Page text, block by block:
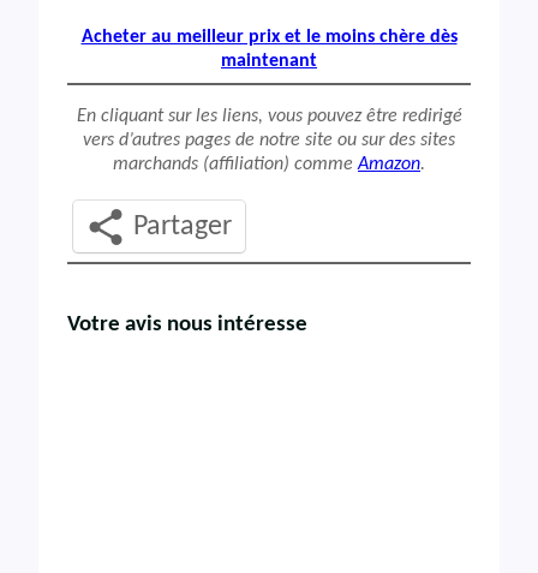
Acheter au meilleur prix et le moins chère dès
maintenant
En cliquant sur les liens, vous pouvez être redirigé
vers d’autres pages de notre site ou sur des sites
marchands (affiliation) commeAmazon.
Partager
Votre avis nous intéresse